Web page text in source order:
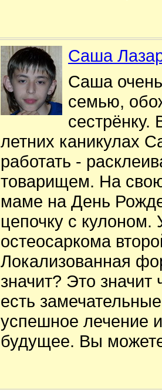
Саша
Саша
семью,
летних каникулах
работать -
товарищем. На
маме на День
цепочку с
остеосаркома
Локализованная
значит? Это значит
есть
успешное лечение
будущее. Вы